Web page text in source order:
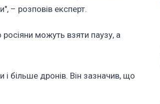
– розповів експерт.
можуть взяти паузу, а
більше дронів. Він зазначив, що